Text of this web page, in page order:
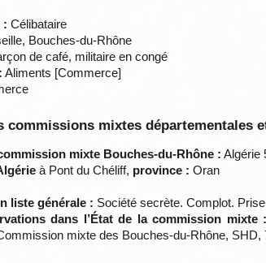
: Célibataire
Bouches-du-Rhône
de café, militaire en congé
Aliments [Commerce]
commissions mixtes départementales
mixte Bouches-du-Rhône : Algérie
à Pont du Chéliff, province : Oran
liste générale : Société secrète. Complot.
dans l’État de la commission mixte :
mixte des Bouches-du-Rhône, SHD,